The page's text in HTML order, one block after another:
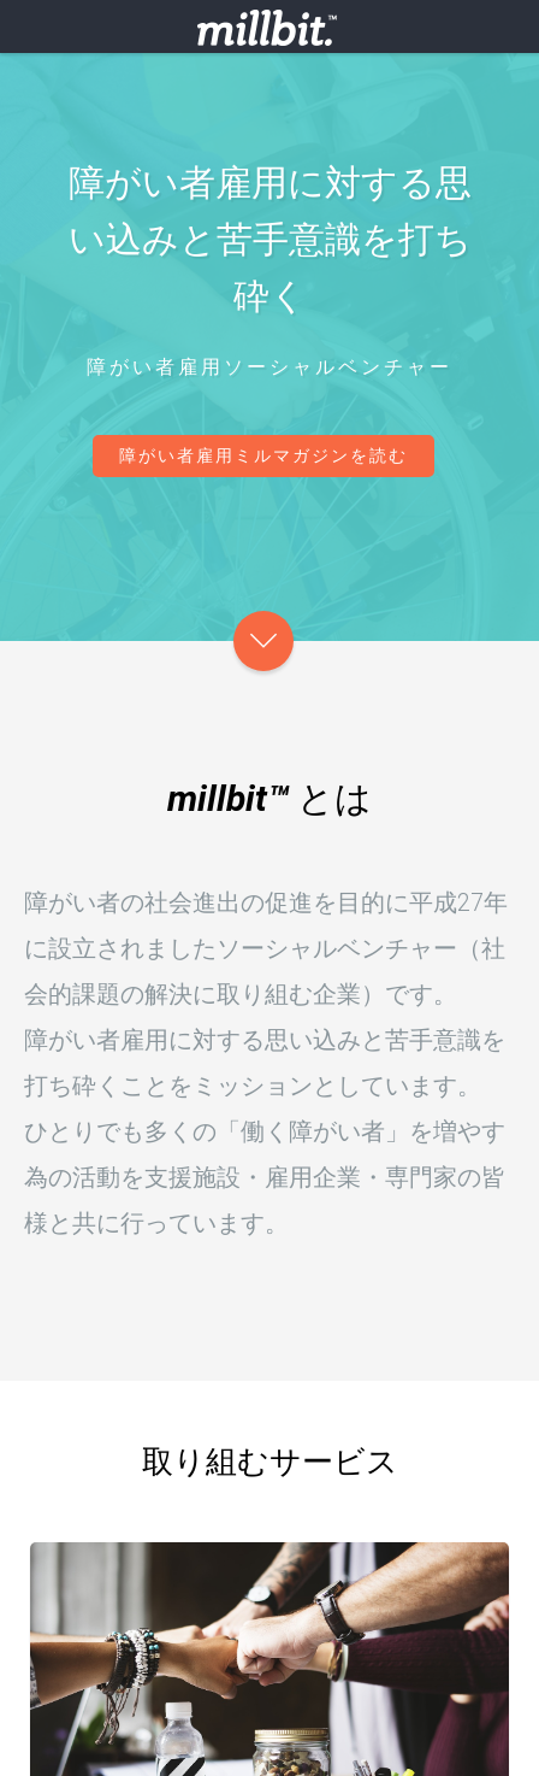
障がい者雇用に対する思
い込みと苦手意識を打ち
砕く
障がい者雇用ソーシャルベンチャー
障がい者雇用ミルマガジンを読む
millbit™とは
障がい者の社会進出の促進を目的に平成27年
に設立されましたソーシャルベンチャー（社
会的課題の解決に取り組む企業）です。
障がい者雇用に対する思い込みと苦手意識を
打ち砕くことをミッションとしています。
ひとりでも多くの「働く障がい者」を増やす
為の活動を支援施設・雇用企業・専門家の皆
様と共に行っています。
取り組むサービス